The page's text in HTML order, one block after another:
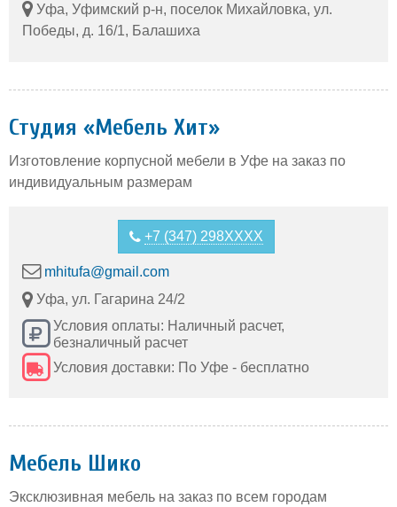
Уфа, Уфимский р-н, поселок Михайловка, ул.
Победы, д. 16/1, Балашиха
Студия «Мебель Хит»
Изготовление корпусной мебели в Уфе на заказ по
индивидуальным размерам
+7 (347) 298XXXX
mhitufa@gmail.com
Уфа, ул. Гагарина 24/2
Условия оплаты: Наличный расчет,
безналичный расчет
Условия доставки: По Уфе - бесплатно
Мебель Шико
Эксклюзивная мебель на заказ по всем городам